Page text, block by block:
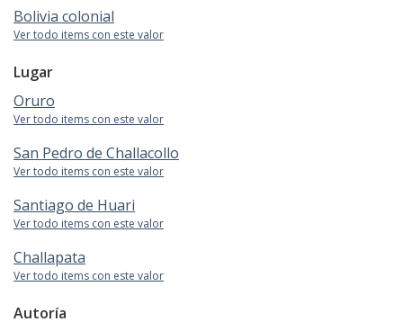
Bolivia colonial
Ver todo items con este valor
Lugar
Oruro
Ver todo items con este valor
San Pedro de Challacollo
Ver todo items con este valor
Santiago de Huari
Ver todo items con este valor
Challapata
Ver todo items con este valor
Autoría